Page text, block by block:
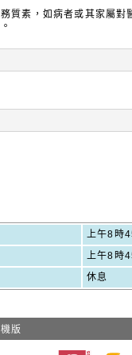
質素，如病者或其家屬對
上午8時
上午8時
休息
版